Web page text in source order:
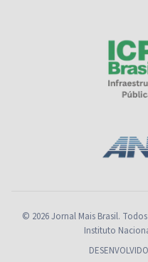
© 2026 Jornal Mais Brasil.
Instituto